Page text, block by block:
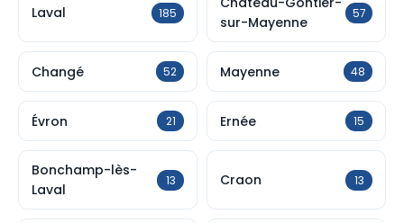
Laval 185
sur-Mayenne
57
Changé 52 Mayenne 48
Évron 21 Ernée 15
Bonchamp-lès-
Laval
13 Craon 13